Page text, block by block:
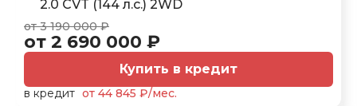
2.0 CVT (144 л.с.) 2WD
от 3 190 000 ₽
от 2 690 000 ₽
Купить в кредит
в кредит от 44 845 ₽/мес.